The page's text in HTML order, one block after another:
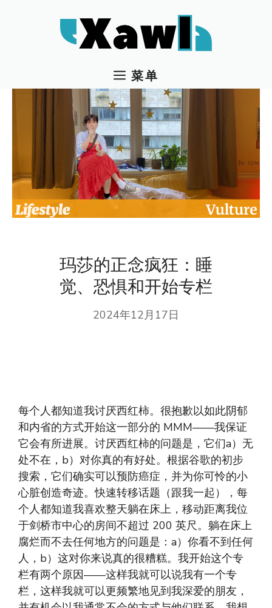
菜单
玛莎的正念疯狂：睡
觉、恐惧和开始专栏
2024年12月17日
每个人都知道我讨厌西红柿。很抱歉以如此阴郁
和内省的方式开始这一部分的 MMM——我保证
它会有所进展。讨厌西红柿的问题是，它们a）无
处不在，b）对你真的有好处。根据谷歌的初步
搜索，它们确实可以预防癌症，并为你可怜的小
心脏创造奇迹。快速转移话题（跟我一起），每
个人都知道我喜欢整天躺在床上，移动距离我位
于剑桥市中心的房间不超过 200 英尺。躺在床上
腐烂而不去任何地方的问题是：a）你看不到任何
人，b）这对你来说真的很糟糕。我开始这个专
栏有两个原因——这样我就可以说我有一个专
栏，这样我就可以更频繁地见到我深爱的朋友，